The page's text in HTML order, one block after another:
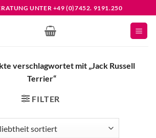
UNTER +49 (0)7452. 9191.250
verschlagwortet mit „Jack Russell
Terrier“
FILTER